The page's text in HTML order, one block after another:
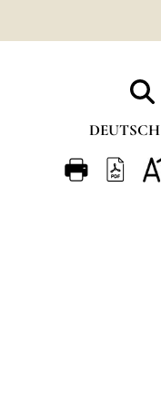
DEUTSCH
FRANÇAIS